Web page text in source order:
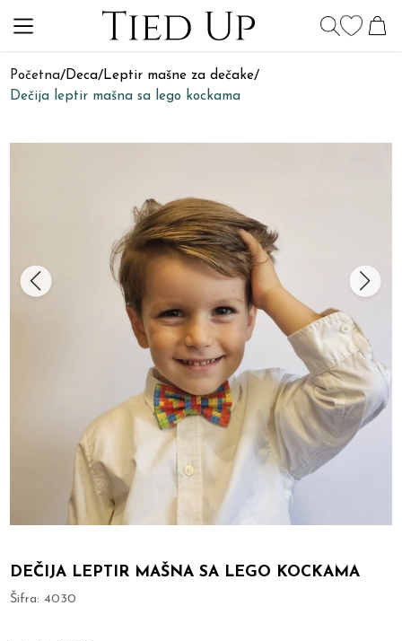
Početna/Deca/Leptir mašne za dečake/
Dečija leptir mašna sa lego kockama
DEČIJA LEPTIR MAŠNA SA LEGO KOCKAMA
Šifra:4030